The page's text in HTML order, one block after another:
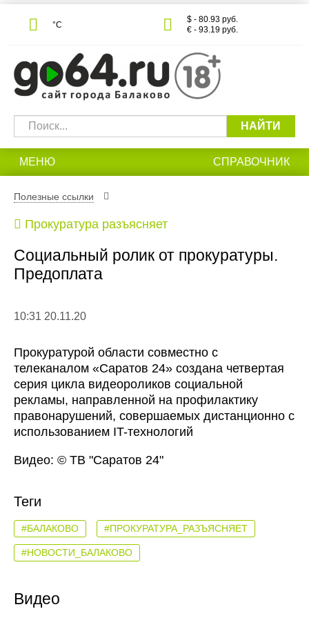
°С
$ - 80.93 руб.
€ - 93.19 руб.
НАЙТИ
МЕНЮ СПРАВОЧНИК
Полезные ссылки
Прокуратура разъясняет
Социальный ролик от прокуратуры.
Предоплата
10:31 20.11.20
Прокуратурой области совместно с
телеканалом «Саратов 24» создана четвертая
серия цикла видеороликов социальной
рекламы, направленной на профилактику
правонарушений, совершаемых дистанционно с
использованием IT-технологий
Видео: © ТВ "Саратов 24"
Теги
#БАЛАКОВО #ПРОКУРАТУРА_РАЗЪЯСНЯЕТ
#НОВОСТИ_БАЛАКОВО
Видео